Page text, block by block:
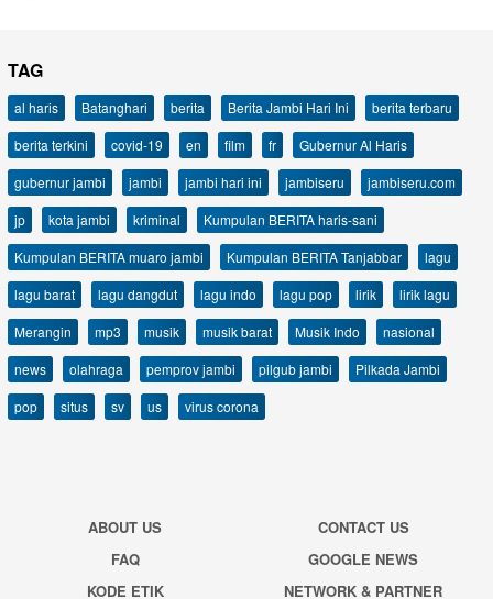
TAG
al haris Batanghari berita Berita Jambi Hari Ini
berita terbaru
berita terkini
covid-19 en film fr
Gubernur Al Haris
gubernur jambi
jambi jambi hari ini jambiseru
jambiseru.com
jp
kota jambi kriminal
Kumpulan BERITA haris-sani
Kumpulan BERITA muaro jambi
Kumpulan BERITA Tanjabbar
lagu
lagu barat
lagu dangdut lagu indo lagu pop lirik
lirik lagu
Merangin
mp3 musik musik barat Musik Indo
nasional
news
olahraga pemprov jambi pilgub jambi
Pilkada Jambi
pop
situs sv us virus corona
ABOUT US
CONTACT US
FAQ
GOOGLE NEWS
KODE ETIK
NETWORK & PARTNER